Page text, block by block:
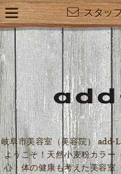
スタッ
岐阜市美容室（美容院） add-
ようこそ！天然小麦粉カラー
心・体の健康も考えた美容室